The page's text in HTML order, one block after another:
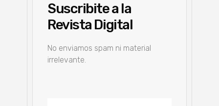
Suscribite a la
Revista Digital
No enviamos spam ni material
irrelevante.